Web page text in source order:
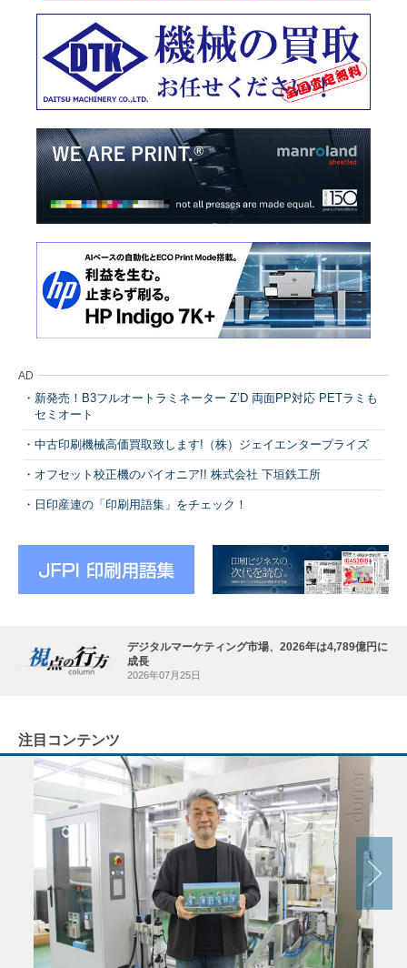
AD
新発売！B3フルオートラミネーター Z’D 両面PP対応 PETラミも
セミオート
中古印刷機械高価買取致します!（株）ジェイエンタープライズ
オフセット校正機のパイオニア!! 株式会社 下垣鉄工所
日印産連の「印刷用語集」をチェック！
デジタルマーケティング市場、2026年は4,789億円に
成長
2026年07月25日
注目コンテンツ